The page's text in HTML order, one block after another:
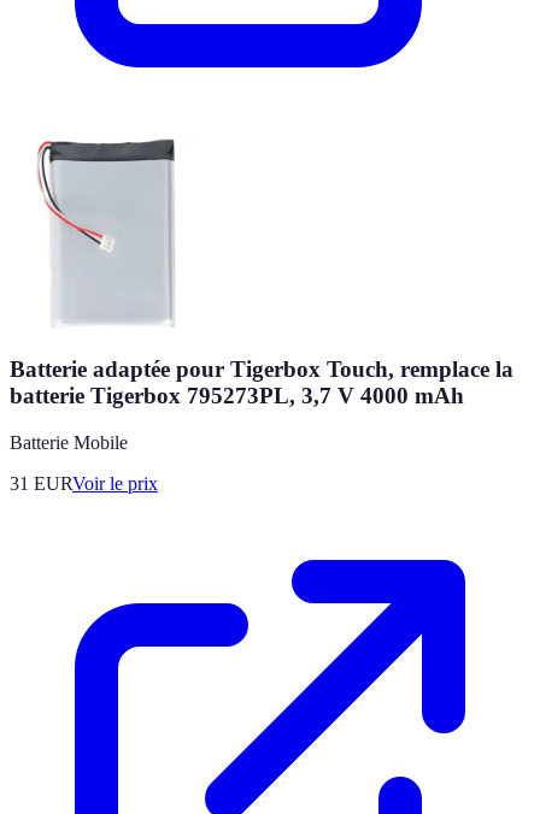
Batterie adaptée pour Tigerbox Touch, remplace la
batterie Tigerbox 795273PL, 3,7 V 4000 mAh
Batterie Mobile
31 EURVoir le prix